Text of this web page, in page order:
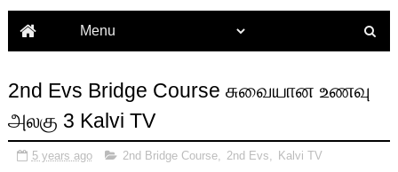
2nd Evs Bridge Course சுவையான உணவு
அலகு 3 Kalvi TV
5 years ago 2nd Bridge Course, 2nd Evs Kalvi TV